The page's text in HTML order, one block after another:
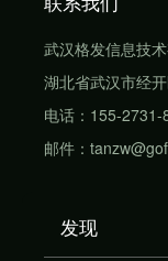
武汉格发信息技
湖北省武汉市经
电话：155-
邮件：
发现